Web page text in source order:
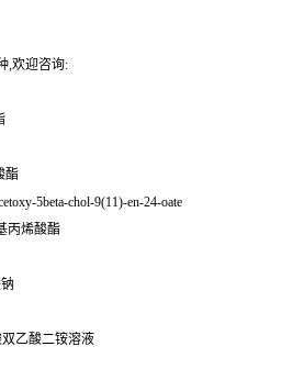
,欢迎咨询:
酯
5beta-chol-9(11)-en-24-oate
丙烯酸酯
双乙酸二铵溶液